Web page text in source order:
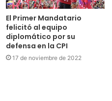
El Primer Mandatario
felicitó al equipo
diplomático por su
defensa en la CPI
17 de noviembre de 2022